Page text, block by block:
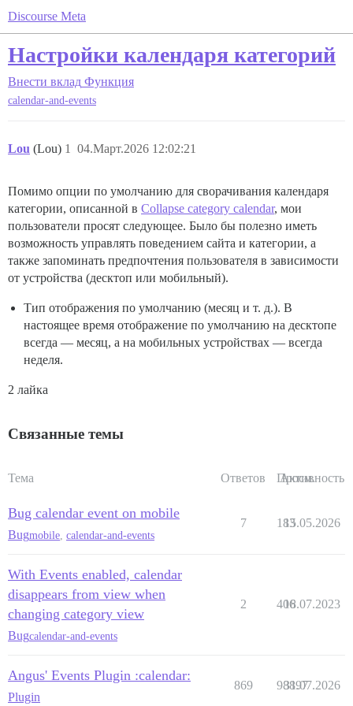
Discourse Meta
Настройки календаря категорий
Внести вклад Функция
calendar-and-events
Lou (Lou) 04.Март.2026 12:02:21
1
Помимо опции по умолчанию для сворачивания календаря
категории, описанной в Collapse category calendar, мои
пользователи просят следующее. Было бы полезно иметь
возможность управлять поведением сайта и категории, а
также запоминать предпочтения пользователя в зависимости
от устройства (десктоп или мобильный).
Тип отображения по умолчанию (месяц и т. д.). В
настоящее время отображение по умолчанию на десктопе
всегда — месяц, а на мобильных устройствах — всегда
неделя.
2 лайка
Связанные темы
Тема Ответов Просм.
Активность
Bug calendar event on mobile
Bugmobile calendar-and-events
7 183
15.05.2026
With Events enabled, calendar
disappears from view when
changing category view
Bugcalendar-and-events
2 406
18.07.2023
Angus' Events Plugin :calendar:
Plugin
869 98897
31.07.2026